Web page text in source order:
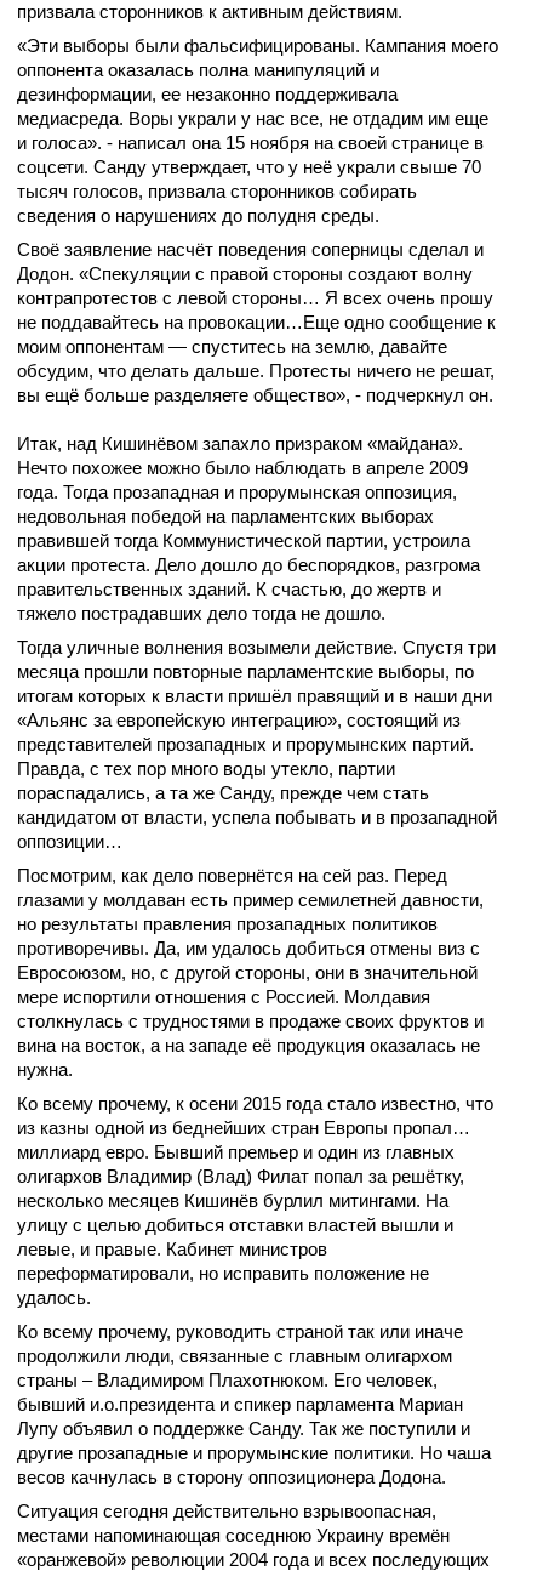
призвала сторонников к активным действиям.
«Эти выборы были фальсифицированы. Кампания моего
оппонента оказалась полна манипуляций и
дезинформации, ее незаконно поддерживала
медиасреда. Воры украли у нас все, не отдадим им еще
и голоса». - написал она 15 ноября на своей странице в
соцсети. Санду утверждает, что у неё украли свыше 70
тысяч голосов, призвала сторонников собирать
сведения о нарушениях до полудня среды.
Своё заявление насчёт поведения соперницы сделал и
Додон. «Спекуляции с правой стороны создают волну
контрапротестов с левой стороны… Я всех очень прошу
не поддавайтесь на провокации…Еще одно сообщение к
моим оппонентам — спуститесь на землю, давайте
обсудим, что делать дальше. Протесты ничего не решат,
вы ещё больше разделяете общество», - подчеркнул он.
Итак, над Кишинёвом запахло призраком «майдана».
Нечто похожее можно было наблюдать в апреле 2009
года. Тогда прозападная и прорумынская оппозиция,
недовольная победой на парламентских выборах
правившей тогда Коммунистической партии, устроила
акции протеста. Дело дошло до беспорядков, разгрома
правительственных зданий. К счастью, до жертв и
тяжело пострадавших дело тогда не дошло.
Тогда уличные волнения возымели действие. Спустя три
месяца прошли повторные парламентские выборы, по
итогам которых к власти пришёл правящий и в наши дни
«Альянс за европейскую интеграцию», состоящий из
представителей прозападных и прорумынских партий.
Правда, с тех пор много воды утекло, партии
пораспадались, а та же Санду, прежде чем стать
кандидатом от власти, успела побывать и в прозападной
оппозиции…
Посмотрим, как дело повернётся на сей раз. Перед
глазами у молдаван есть пример семилетней давности,
но результаты правления прозападных политиков
противоречивы. Да, им удалось добиться отмены виз с
Евросоюзом, но, с другой стороны, они в значительной
мере испортили отношения с Россией. Молдавия
столкнулась с трудностями в продаже своих фруктов и
вина на восток, а на западе её продукция оказалась не
нужна.
Ко всему прочему, к осени 2015 года стало известно, что
из казны одной из беднейших стран Европы пропал…
миллиард евро. Бывший премьер и один из главных
олигархов Владимир (Влад) Филат попал за решётку,
несколько месяцев Кишинёв бурлил митингами. На
улицу с целью добиться отставки властей вышли и
левые, и правые. Кабинет министров
переформатировали, но исправить положение не
удалось.
Ко всему прочему, руководить страной так или иначе
продолжили люди, связанные с главным олигархом
страны – Владимиром Плахотнюком. Его человек,
бывший и.о.президента и спикер парламента Мариан
Лупу объявил о поддержке Санду. Так же поступили и
другие прозападные и прорумынские политики. Но чаша
весов качнулась в сторону оппозиционера Додона.
Ситуация сегодня действительно взрывоопасная,
местами напоминающая соседнюю Украину времён
«оранжевой» революции 2004 года и всех последующих